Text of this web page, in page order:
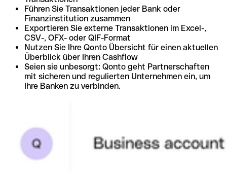
Führen Sie Transaktionen jeder Bank oder
Finanzinstitution zusammen
Exportieren Sie externe Transaktionen im Excel-,
CSV-, OFX- oder QIF-Format
Nutzen Sie Ihre Qonto Übersicht für einen aktuellen
Überblick über Ihren Cashflow
Seien sie unbesorgt: Qonto geht Partnerschaften
mit sicheren und regulierten Unternehmen ein, um
Ihre Banken zu verbinden.